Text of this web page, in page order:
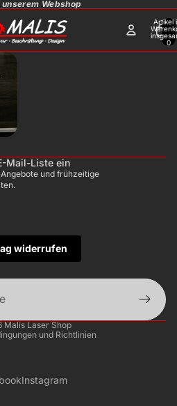
Webshop
Artikel
0
Mail-Liste ein
und frühzeitige
widerrufen
Malis Laser Shop
und Richtlinien
Instagram